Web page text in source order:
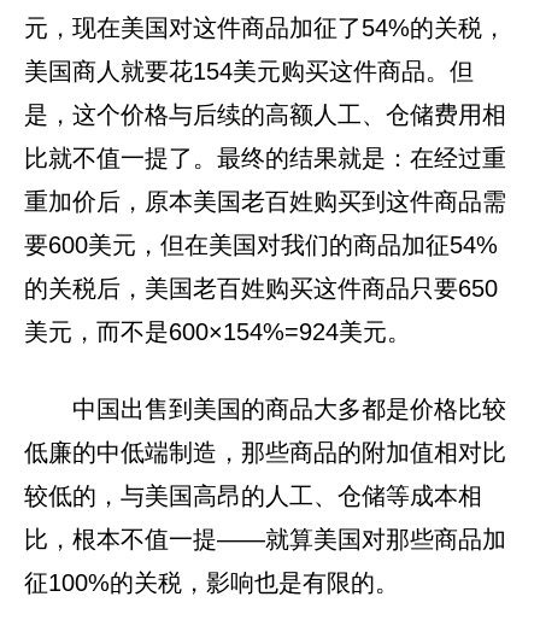
元，现在美国对这件商品加征了54%的关税，
美国商人就要花154美元购买这件商品。但
是，这个价格与后续的高额人工、仓储费用相
比就不值一提了。最终的结果就是：在经过重
重加价后，原本美国老百姓购买到这件商品需
要600美元，但在美国对我们的商品加征54%
的关税后，美国老百姓购买这件商品只要650
美元，而不是600×154%=924美元。
中国出售到美国的商品大多都是价格比较
低廉的中低端制造，那些商品的附加值相对比
较低的，与美国高昂的人工、仓储等成本相
比，根本不值一提——就算美国对那些商品加
征100%的关税，影响也是有限的。